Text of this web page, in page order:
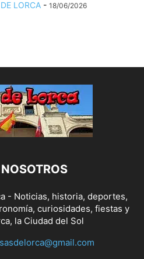
LORCA - 18/06/2026
- Noticias, historia, deportes,
curiosidades, fiestas y
la Ciudad del Sol